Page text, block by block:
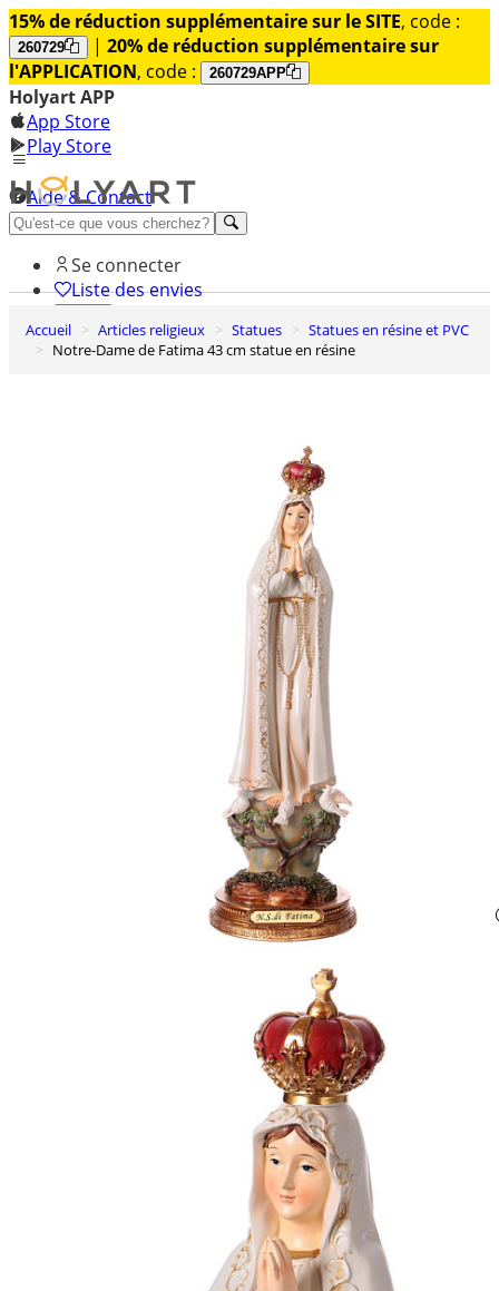
15% de réduction supplémentaire sur le SITE, code :
260729 | 20% de réduction supplémentaire sur
l'APPLICATION, code : 260729APP
Holyart APP
App Store
Play Store
Aide & Contact
Découvrez Premium
Se connecter
Liste des envies
0
Panier
Accueil Articles religieux Statues
Statues en résine et PVC
Notre-Dame de Fatima 43 cm statue en résine